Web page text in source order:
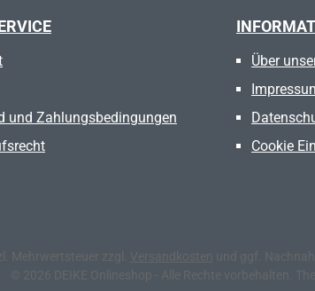
und Zahlungsbedingungen
Über
Cookie
Mehrwertsteuer zzgl. Versandkosten und ggf.
© 2026 DEIKE Onlineshop - Alle Rechte vorbehalten.